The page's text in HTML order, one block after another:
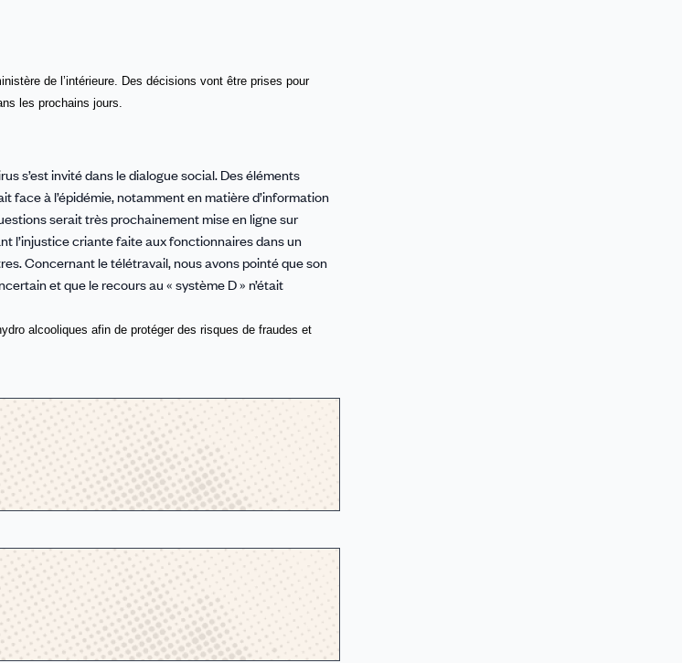
de l’intérieure. Des décisions vont être prises pour
les prochains jours.
s’est invité dans le dialogue social. Des éléments
face à l’épidémie, notamment en matière d’information
serait très prochainement mise en ligne sur
l’injustice criante faite aux fonctionnaires dans un
Concernant le télétravail, nous avons pointé que son
et que le recours au « système D » n’était
alcooliques afin de protéger des risques de fraudes et